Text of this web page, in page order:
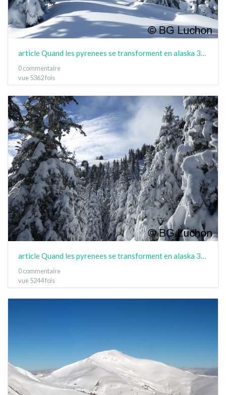
article Quand les pyrenees se transforment en alaska 3-15 12
0 commentaire
vue 5362 fois
0 commentaire
vue 5244 fois